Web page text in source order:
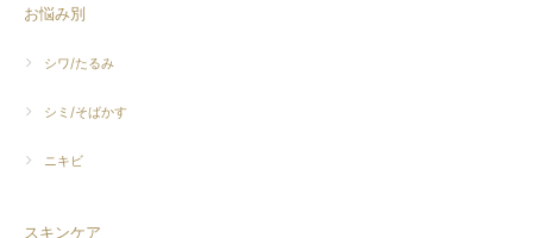
お悩み別
シワ/たるみ
シミ/そばかす
ニキビ
スキンケア